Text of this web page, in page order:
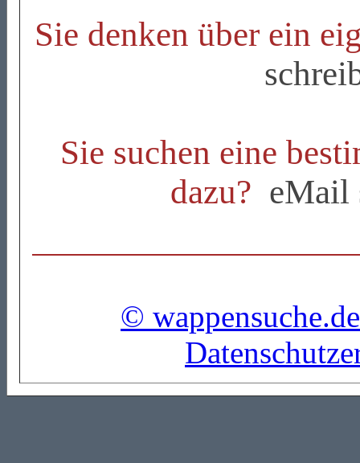
Sie denken über ein
Sie suchen eine
dazu? eMail
©